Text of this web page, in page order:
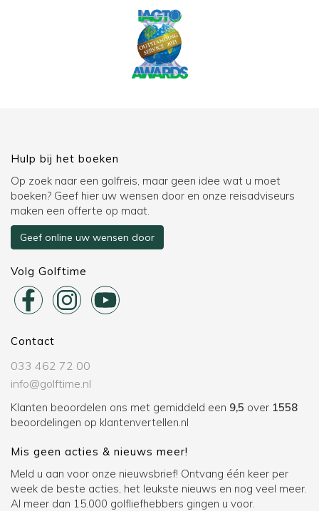
Hulp bij het boeken
Op zoek naar een golfreis, maar geen idee wat u moet
boeken? Geef hier uw wensen door en onze reisadviseurs
maken een offerte op maat.
Geef online uw wensen door
Volg Golftime
Contact
033 462 72 00
info@golftime.nl
Klanten beoordelen ons met gemiddeld een 9,5 over 1558
beoordelingen op klantenvertellen.nl
Mis geen acties & nieuws meer!
Meld u aan voor onze nieuwsbrief! Ontvang één keer per
week de beste acties, het leukste nieuws en nog veel meer.
Al meer dan 15.000 golfliefhebbers gingen u voor.